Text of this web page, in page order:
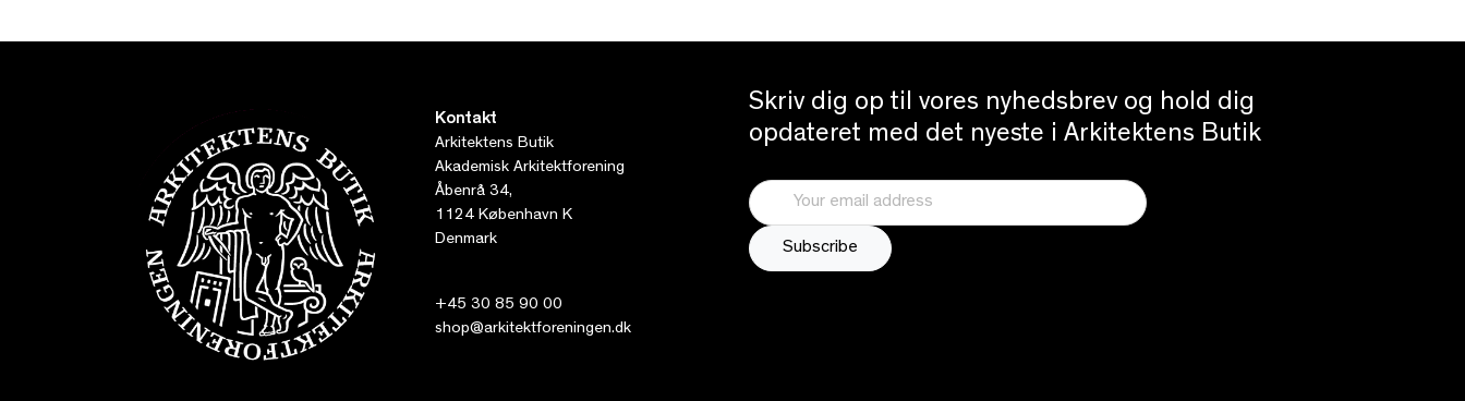
Kontakt
Arkitektens Butik
Akademisk Arkitektforening
Åbenrå 34,
1124 København K
Denmark
+45 30 85 90 00
shop@arkitektforeningen.dk
Skriv dig op til vores nyhedsbrev og hold dig
opdateret med det nyeste i Arkitektens Butik